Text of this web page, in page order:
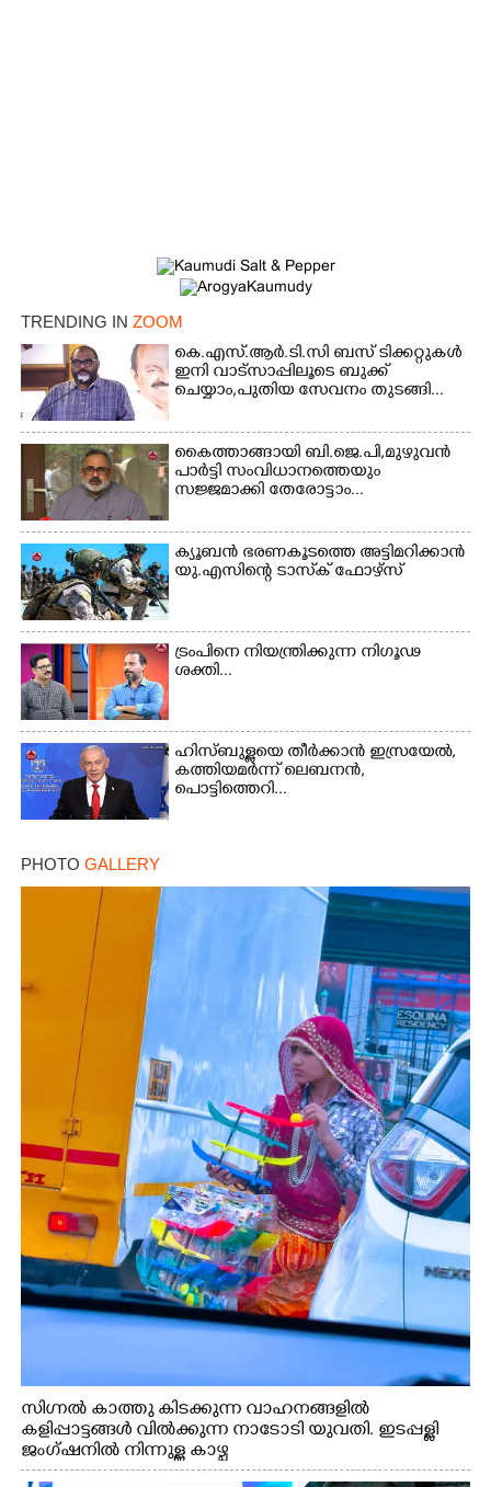
TRENDING IN ZOOM
കെ.എസ്.ആർ.ടി.സി ബസ് ടിക്കറ്റുകൾ
ഇനി വാട്സാപ്പിലൂടെ ബുക്ക്
ചെയ്യാം,പുതിയ സേവനം തുടങ്ങി...
കൈത്താങ്ങായി ബി.ജെ.പി,മുഴുവൻ
പാർട്ടി സംവിധാനത്തെയും
സജ്ജമാക്കി തേരോട്ടാം...
ക്യൂബൻ ഭരണകൂടത്തെ അട്ടിമറിക്കാൻ
യു.എസിന്റെ ടാസ്‌ക് ഫോഴ്സ്
ട്രംപിനെ നിയന്ത്രിക്കുന്ന നിഗൂഢ
ശക്തി...
ഹിസ്ബുള്ളയെ തീർക്കാൻ ഇസ്രയേൽ,
കത്തിയമർന്ന് ലെബനൻ,
പൊട്ടിത്തെറി...
PHOTO GALLERY
സിഗ്നൽ കാത്തു കിടക്കുന്ന വാഹനങ്ങളിൽ
കളിപ്പാട്ടങ്ങൾ വിൽക്കുന്ന നാടോടി യുവതി. ഇടപ്പള്ളി
ജംഗ്ഷനിൽ നിന്നുള്ള കാഴ്ച
×
Share this link